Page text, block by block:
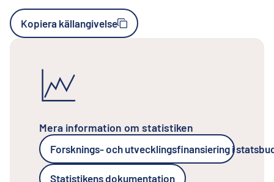
Kopiera källangivelse
Mera information om statistiken
Forsknings- och utvecklingsfinansiering i
Statistikens dokumentation